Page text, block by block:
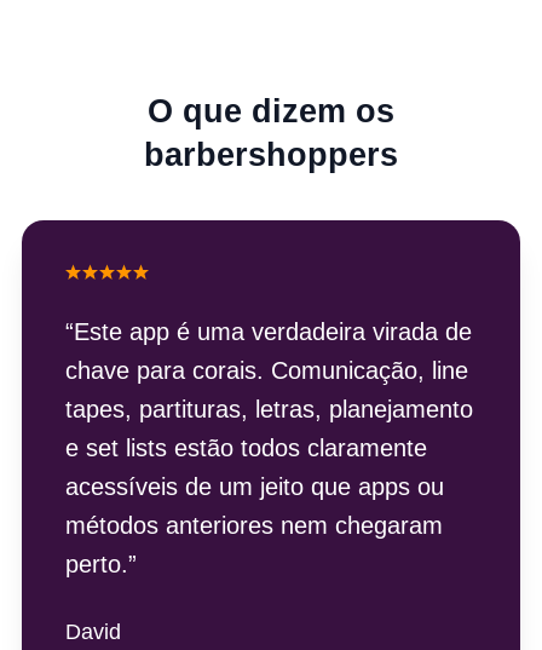
O que dizem os
barbershoppers
“Este app é uma verdadeira virada de
chave para corais. Comunicação, line
tapes, partituras, letras, planejamento
e set lists estão todos claramente
acessíveis de um jeito que apps ou
métodos anteriores nem chegaram
perto.”
David